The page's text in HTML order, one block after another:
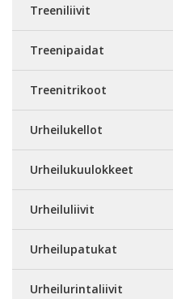
Treeniliivit
Treenipaidat
Treenitrikoot
Urheilukellot
Urheilukuulokkeet
Urheiluliivit
Urheilupatukat
Urheilurintaliivit